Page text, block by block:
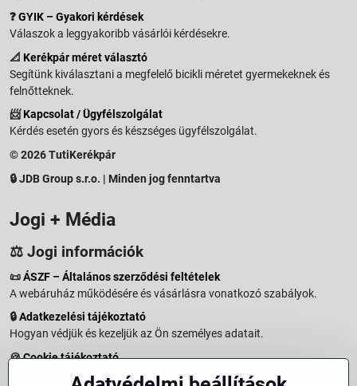
❓GYIK – Gyakori kérdések
Válaszok a leggyakoribb vásárlói kérdésekre.
📐 Kerékpár méret választó
Segítünk kiválasztani a megfelelő bicikli méretet gyermekeknek és
felnőtteknek.
📨Kapcsolat / Ügyfélszolgálat
Kérdés esetén gyors és készséges ügyfélszolgálat.
© 2026 TutiKerékpár
🔒 JDB Group s.r.o. | Minden jog fenntartva
Jogi + Média
⚖️ Jogi információk
📜ÁSZF – Általános szerződési feltételek
A webáruház működésére és vásárlásra vonatkozó szabályok.
🔒Adatkezelési tájékoztató
Hogyan védjük és kezeljük az Ön személyes adatait.
🍪Cookie tájékoztató
A weboldalon használt sütikről és adatkezelésről.